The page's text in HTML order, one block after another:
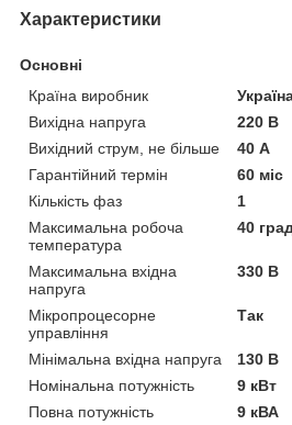
Характеристики
Основні
Країна виробник
Вихідна напруга
220 В
Вихідний струм, не більше
40 А
Гарантійний термін
60 міс
Кількість фаз
1
Максимальна робоча
температура
40
Максимальна вхідна
напруга
330 В
Мікропроцесорне
управління
Так
Мінімальна вхідна напруга
130 В
Номінальна потужність
9 кВт
Повна потужність
9 кВА